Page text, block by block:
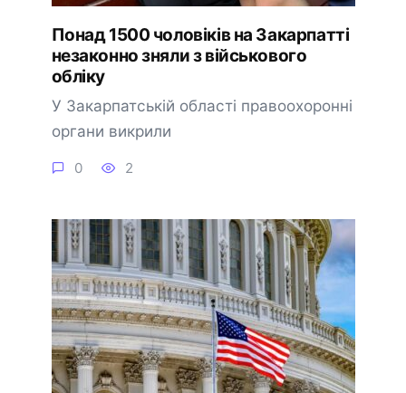
Понад 1500 чоловіків на Закарпатті
незаконно зняли з військового
обліку
У Закарпатській області правоохоронні
органи викрили
0 2